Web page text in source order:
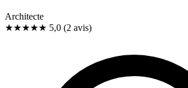
Architecte
★★★★★ 5,0 (2 avis)